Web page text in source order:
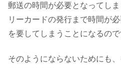
郵送の時間が必要となってし
リーカードの発行まで時間が
を要してしまうことになるので
そのようにならないためにも